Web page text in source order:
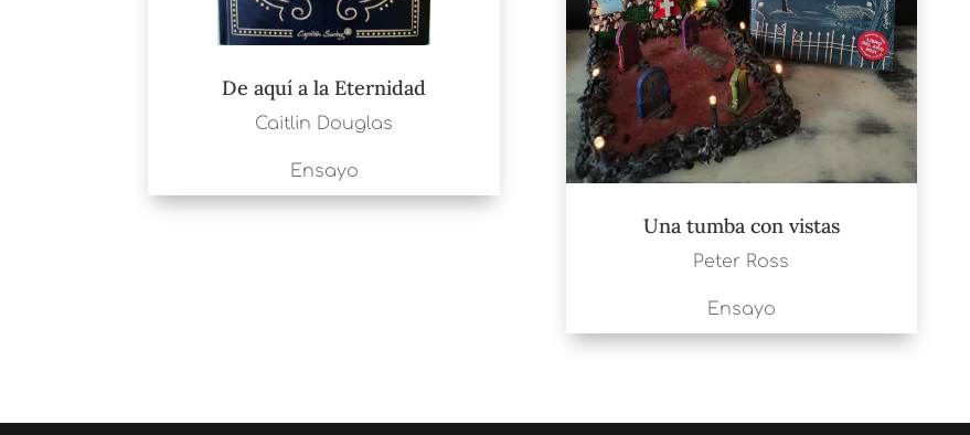
De aquí a la Eternidad
Caitlin Douglas
Ensayo
Una tumba con vistas
Peter Ross
Ensayo